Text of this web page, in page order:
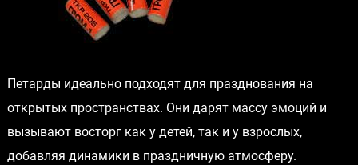
Петарды идеально подходят для празднования на
открытых пространствах. Они дарят массу эмоций и
вызывают восторг как у детей, так и у взрослых,
добавляя динамики в праздничную атмосферу.